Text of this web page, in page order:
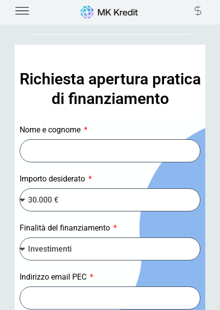
Richiesta apertura pratica
di finanziamento
Nome e cognome
Importo desiderato
Finalità del finanziamento
Indirizzo email PEC